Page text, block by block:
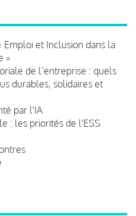
Emploi et Inclusion dans la
»
de l’entreprise : quels
durables, solidaires et
par l'IA
: les priorités de l'ESS